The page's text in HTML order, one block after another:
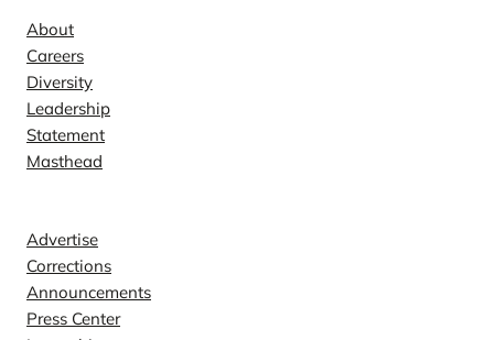
About
Careers
Diversity
Leadership
Statement
Masthead
Advertise
Corrections
Announcements
Press Center